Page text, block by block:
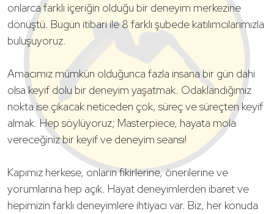
onlarca farklı içeriğin olduğu bir deneyim merkezine
dönüştü. Bugün itibari ile 8 farklı şubede katılımcılarımızla
buluşuyoruz.
Amacımız mümkün olduğunca fazla insana bir gün dahi
olsa keyif dolu bir deneyim yaşatmak. Odaklandığımız
nokta ise çıkacak neticeden çok, süreç ve süreçten keyif
almak. Hep söylüyoruz; Masterpiece, hayata mola
vereceğiniz bir keyif ve deneyim seansı!
Kapımız herkese, onların fikirlerine, önerilerine ve
yorumlarına hep açık. Hayat deneyimlerden ibaret ve
hepimizin farklı deneyimlere ihtiyacı var. Biz, her konuda